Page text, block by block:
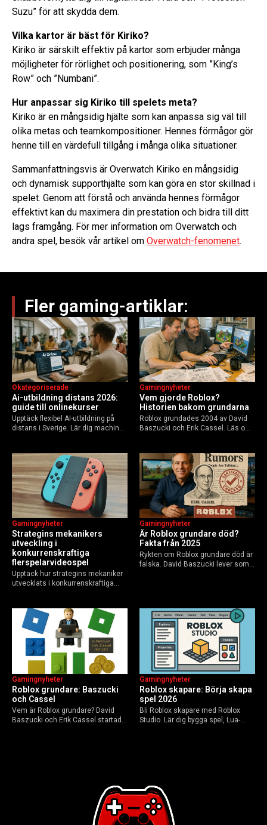
Suzu” för att skydda dem.
Vilka kartor är bäst för Kiriko?
Kiriko är särskilt effektiv på kartor som erbjuder många
möjligheter för rörlighet och positionering, som ”King’s
Row” och ”Numbani”.
Hur anpassar sig Kiriko till spelets meta?
Kiriko är en mångsidig hjälte som kan anpassa sig väl till
olika metas och teamkompositioner. Hennes förmågor gör
henne till en värdefull tillgång i många olika situationer.
Sammanfattningsvis är Overwatch Kiriko en mångsidig
och dynamisk supporthjälte som kan göra en stor skillnad i
spelet. Genom att förstå och använda hennes förmågor
effektivt kan du maximera din prestation och bidra till ditt
lags framgång. För mer information om Overwatch och
andra spel, besök vår artikel om Overwatch-fenomenet.
Fler gaming-artiklar:
Ai-utbildning distans 2026:
guide till onlinekurser
Okategoriserade
Upptäck flexibel AI-utbildning på
distans i Sverige. Lär dig machine
Guide för nybörjare och
yrkesverksamma som vill bygga…
Vem gjorde Roblox?
Historien bakom grundarna
Gamingnyheter
Roblox grundades 2004 av David
Baszucki och Erik Cassel. Läs om
användare 2025, och vad som
händer inför 2026.
Strategins mekanikers
utveckling i
konkurrenskraftiga
flerspelarvideospel
Gamingnyheter
Upptäck hur strategins mekaniker
utvecklats i konkurrenskraftiga
AI-drivna innovationer.
Är Roblox grundare död?
Fakta från 2025
Gamingnyheter
Rykten om Roblox grundare död är
falska. David Baszucki lever som
Roblox grundare: Baszucki
och Cassel
Gamingnyheter
Vem är Roblox grundare? David
Baszucki och Erik Cassel startade
Roblox skapare: Börja skapa
spel 2026
Gamingnyheter
Bli Roblox skapare med Roblox
Studio. Lär dig bygga spel, Lua-